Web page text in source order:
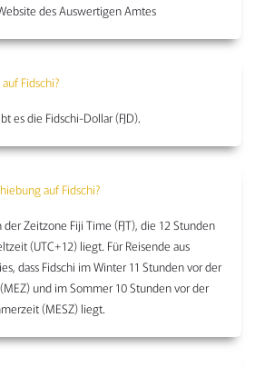
des Auswertigen Amtes
Fidschi?
es die Fidschi-Dollar (FJD).
auf Fidschi?
Zeitzone Fiji Time (FJT), die 12 Stunden
(UTC+12) liegt. Für Reisende aus
dass Fidschi im Winter 11 Stunden vor der
und im Sommer 10 Stunden vor der
(MESZ) liegt.